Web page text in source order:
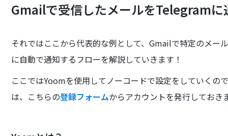
Gmailで受信したメールをTelegramに
それではここから代表的な例として、Gmailで特定のメー
に自動で通知するフローを解説していきます！
ここではYoomを使用してノーコードで設定をしていくの
は、こちらの登録フォームからアカウントを発行しておき